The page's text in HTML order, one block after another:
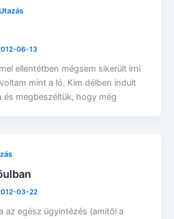
Utazás
06-13
ellentétben mégsem sikerült írni
mint a ló. Kim délben indult
és megbeszéltük, hogy még
03-22
az egész ügyintézés (amitől a